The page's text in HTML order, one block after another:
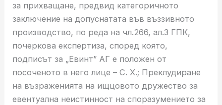
за прихващане, предвид категоричното
заключение на допуснатата във въззивното
производство, по реда на чл.266, ал.3 ГПК,
почеркова експертиза, според която,
подписът за „Евинт” АГ е положен от
посоченото в него лице – С. Х.; Преклудиране
на възраженията на ищцовото дружество за
евентуална неистинност на споразумението за